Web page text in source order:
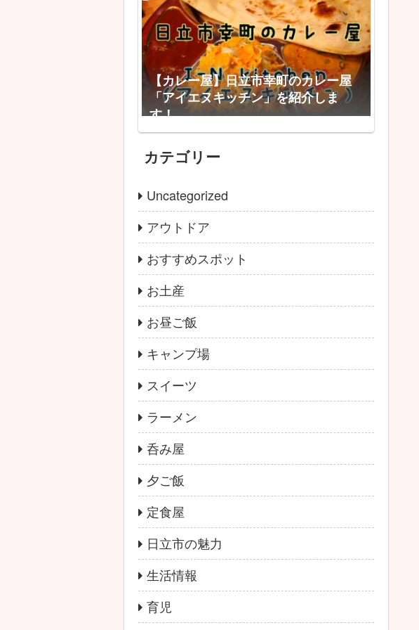
【カレー屋】日立市幸町のカレー屋
「アイエヌキッチン」を紹介しま
す！
カテゴリー
Uncategorized
アウトドア
おすすめスポット
お土産
お昼ご飯
キャンプ場
スイーツ
ラーメン
呑み屋
夕ご飯
定食屋
日立市の魅力
生活情報
育児